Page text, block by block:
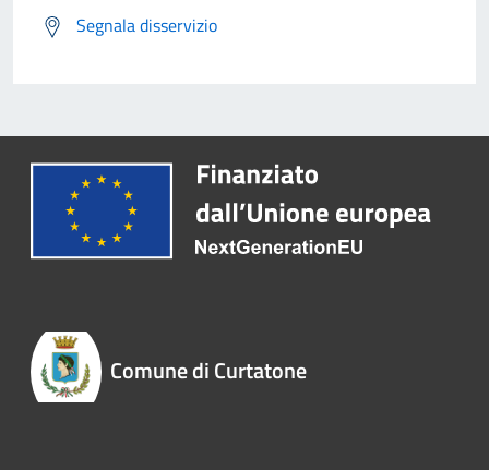
Segnala disservizio
Comune di Curtatone